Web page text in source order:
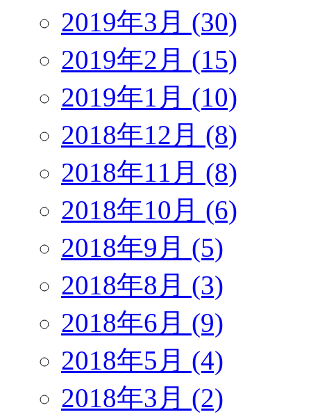
2019年3月 (30)
2019年2月 (15)
2019年1月 (10)
2018年12月 (8)
2018年11月 (8)
2018年10月 (6)
2018年9月 (5)
2018年8月 (3)
2018年6月 (9)
2018年5月 (4)
2018年3月 (2)